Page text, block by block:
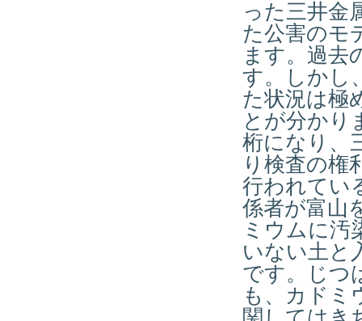
った三井金
た公害のモ
ます。過去
す。しかし
た状況は極
とが分かり
桁になり、
り検査の権
行われてい
係者が富山
ミウムに汚
いない土と
です。じつ
も、カドミ